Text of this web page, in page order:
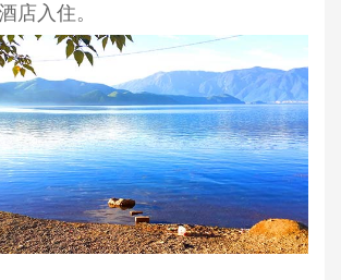
店入住。